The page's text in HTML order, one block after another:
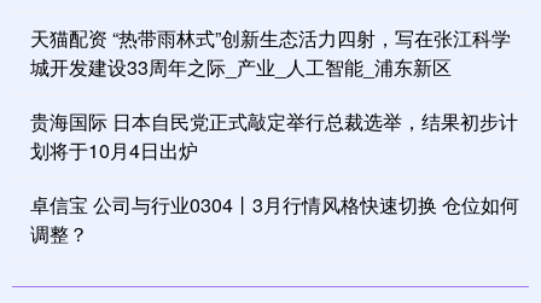
天猫配资 “热带雨林式”创新生态活力四射，写在张江科学
城开发建设33周年之际_产业_人工智能_浦东新区
贵海国际 日本自民党正式敲定举行总裁选举，结果初步计
划将于10月4日出炉
卓信宝 公司与行业0304丨3月行情风格快速切换 仓位如何
调整？